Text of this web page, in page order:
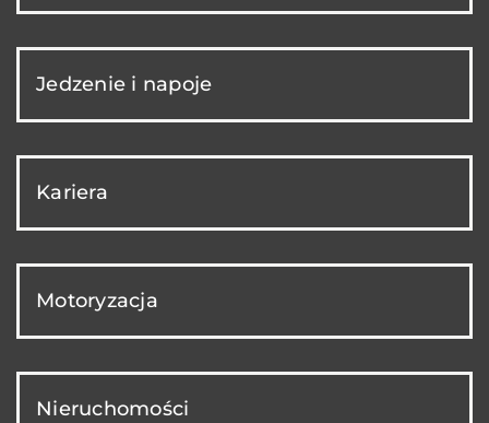
Jedzenie i napoje
Kariera
Motoryzacja
Nieruchomości